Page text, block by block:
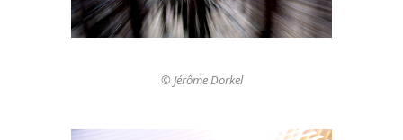
© Jérôme Dorkel